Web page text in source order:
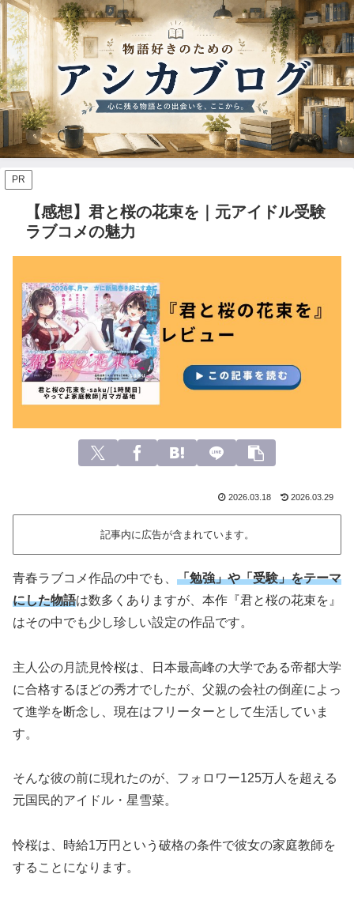
PR
【感想】君と桜の花束を｜元アイドル受験
ラブコメの魅力
2026.03.18 2026.03.29
記事内に広告が含まれています。
青春ラブコメ作品の中でも、 「勉強」や「受験」をテーマ
にした物語は数多くありますが、本作『君と桜の花束を』
はその中でも少し珍しい設定の作品です。
主人公の月読見怜桜は、日本最高峰の大学である帝都大学
に合格するほどの秀才でしたが、父親の会社の倒産によっ
て進学を断念し、現在はフリーターとして生活していま
す。
そんな彼の前に現れたのが、フォロワー125万人を超える
元国民的アイドル・星雪菜。
怜桜は、時給1万円という破格の条件で彼女の家庭教師を
することになります。